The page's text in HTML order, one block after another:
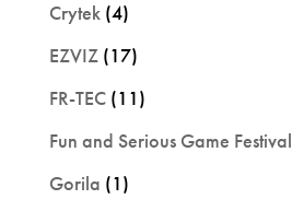
Crytek(4)
EZVIZ(17)
FR-TEC(11)
Fun and Serious Game Festival
Gorila (1)